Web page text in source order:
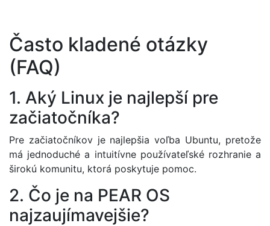
Často kladené otázky
(FAQ)
1. Aký Linux je najlepší pre
začiatočníka?
Pre začiatočníkov je najlepšia voľba Ubuntu, pretože
má jednoduché a intuitívne používateľské rozhranie a
širokú komunitu, ktorá poskytuje pomoc.
2. Čo je na PEAR OS
najzaujímavejšie?